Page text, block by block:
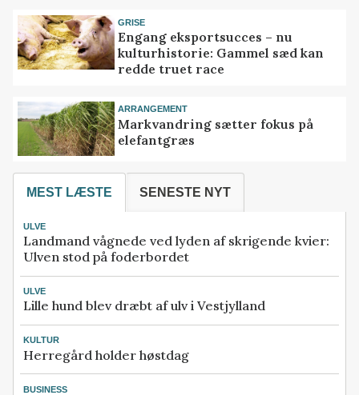
GRISE
Engang eksportsucces – nu
kulturhistorie: Gammel sæd kan
redde truet race
ARRANGEMENT
Markvandring sætter fokus på
elefantgræs
MEST LÆSTE SENESTE NYT
ULVE
Landmand vågnede ved lyden af skrigende kvier:
Ulven stod på foderbordet
ULVE
Lille hund blev dræbt af ulv i Vestjylland
KULTUR
Herregård holder høstdag
BUSINESS